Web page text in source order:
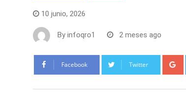
10 junio, 2026
By infoqro1 2 meses ago
Facebook Twitter